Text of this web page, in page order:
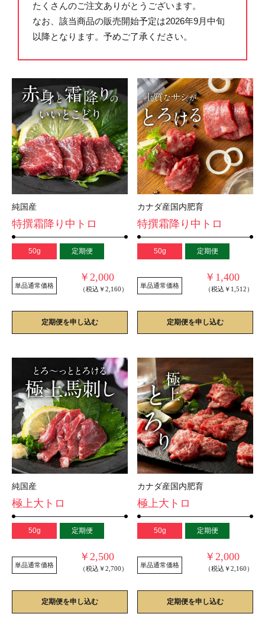
たくさんのご注文ありがとうございます。
なお、該当商品の販売開始予定は2026年9月中旬
以降となります。予めご了承ください。
純国産
特撰霜降り中トロ
50g 定期便
￥2,000
（税込￥2,160）
単品通常価格
定期便を申し込む
カナダ産国内肥育
特撰霜降り中トロ
50g 定期便
￥1,400
（税込￥1,512）
単品通常価格
定期便を申し込む
純国産
極上大トロ
50g 定期便
￥2,500
（税込￥2,700）
単品通常価格
定期便を申し込む
カナダ産国内肥育
極上大トロ
50g 定期便
￥2,000
（税込￥2,160）
単品通常価格
定期便を申し込む